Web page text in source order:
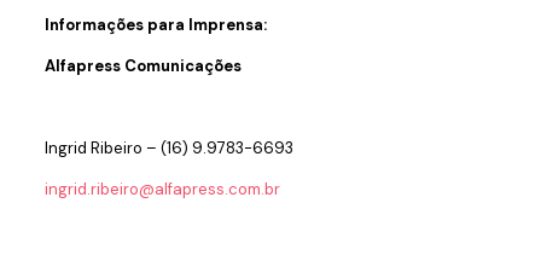
Informações para Imprensa:
Alfapress Comunicações
Ingrid Ribeiro – (16) 9.9783-6693
ingrid.ribeiro@alfapress.com.br